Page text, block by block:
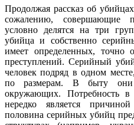
Продолжая рассказ об
сожалению, совершающие
условно делятся на три
убийца и собственно
имеет определенных, точно
преступлений. Серийный
человек подряд в одном
по размерам. В быту
окружающих. Потребность
нередко является
половина серийных убийц